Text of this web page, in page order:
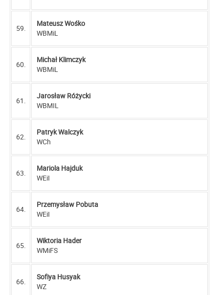
59.
Mateusz Wośko
WBMiL
60.
Michał Klimczyk
WBMiL
61.
Jarosław Różycki
WBMIL
62.
Patryk Walczyk
WCh
63.
Mariola Hajduk
WEiI
64.
Przemysław Pobuta
WEiI
65.
Wiktoria Hader
WMiFS
66.
Sofiya Husyak
WZ